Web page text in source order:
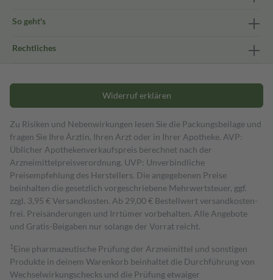
So geht's
Rechtliches
Widerruf erklären
Zu Risiken und Nebenwirkungen lesen Sie die Packungsbeilage und
fragen Sie Ihre Ärztin, Ihren Arzt oder in Ihrer Apotheke. AVP:
Üblicher Apothekenverkaufspreis berechnet nach der
Arzneimittelpreisverordnung. UVP: Unverbindliche
Preisempfehlung des Herstellers. Die angegebenen Preise
beinhalten die gesetzlich vorgeschriebene Mehrwertsteuer, ggf.
zzgl. 3,95 € Versandkosten. Ab 29,00 € Bestell­wert versand­kosten­
frei. Preisänderungen und Irrtümer vorbehalten. Alle Angebote
und Gratis-Beigaben nur solange der Vorrat reicht.
1 Eine pharmazeutische Prüfung der Arzneimittel und sonstigen
Produkte in deinem Warenkorb beinhaltet die Durchführung von
Wechselwirkungschecks und die Prüfung etwaiger